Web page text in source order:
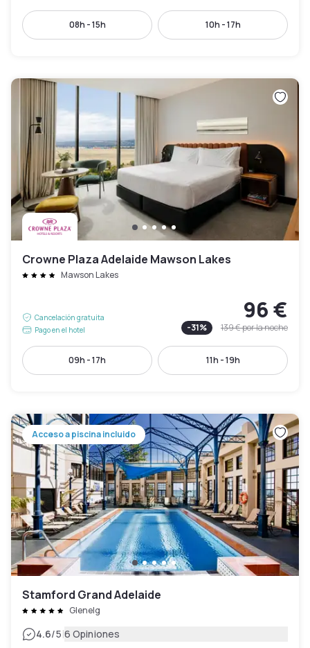
08h - 15h 10h - 17h
Crowne Plaza Adelaide Mawson Lakes
Mawson Lakes
Cancelación gratuita
Pago en el hotel
96 €
-31% 139 €por la noche
09h - 17h 11h - 19h
Acceso a piscina incluido
Stamford Grand Adelaide
Glenelg
4.6/5|6 Opiniones